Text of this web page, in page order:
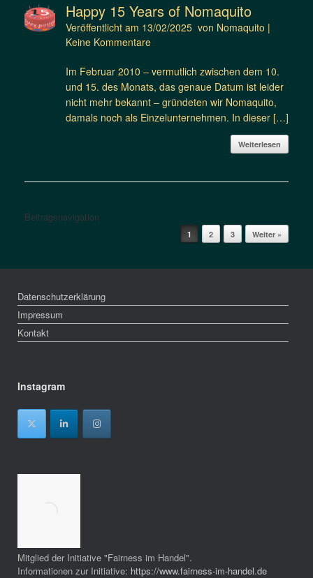
Happy 15 Years of Nomaquito
Veröffentlicht am 13/02/2025 von Nomaquito |
Keine Kommentare
Im Februar 2010 – vermutlich zwischen dem 10.
und 15. des Monats, das genaue Datum ist leider
nicht mehr bekannt – gründeten wir Nomaquito,
damals noch als Einzelunternehmen. In dieser […]
Weiterlesen
Beitragsnavigation
1 2 3 Weiter »
Datenschutzerklärung
Impressum
Kontakt
Instagram
Mitglied der Initiative "Fairness im Handel".
Informationen zur Initiative: https://www.fairness-im-handel.de